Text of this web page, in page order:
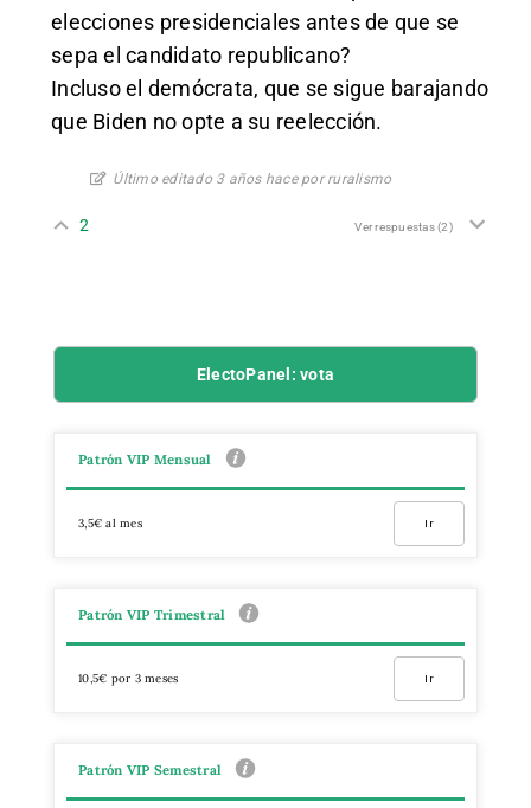
elecciones presidenciales antes de que se
sepa el candidato republicano?
Incluso el demócrata, que se sigue barajando
que Biden no opte a su reelección.
Último editado 3 años hace por ruralismo
2 Ver respuestas(2)
ElectoPanel: vota
Patrón VIP Mensual
3,5€ al mes Ir
Patrón VIP Trimestral
10,5€ por 3 meses Ir
Patrón VIP Semestral